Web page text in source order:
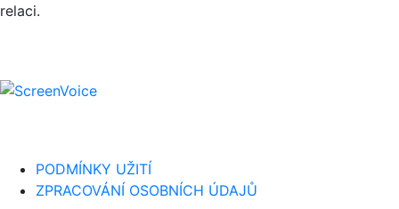
relaci.
PODMÍNKY UŽITÍ
ZPRACOVÁNÍ OSOBNÍCH ÚDAJŮ